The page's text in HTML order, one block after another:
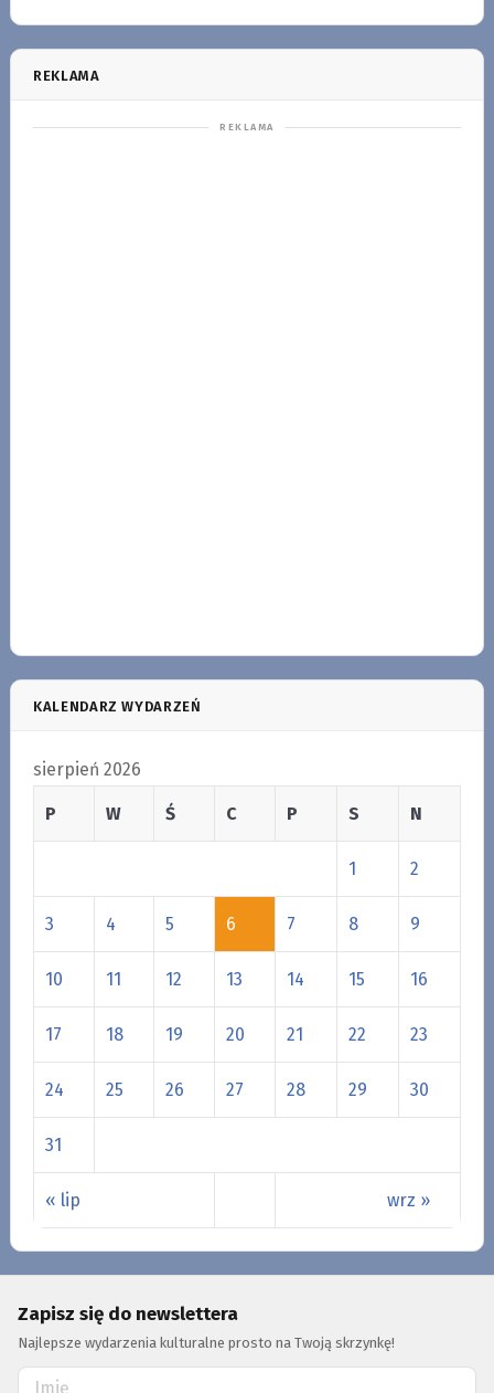
REKLAMA
KALENDARZ WYDARZEŃ
sierpień 2026
P W Ś C P S N
« lip wrz »
1 2
3 4 5 6 7 8 9
10 11 12 13 14 15 16
17 18 19 20 21 22 23
24 25 26 27 28 29 30
31
Zapisz się do newslettera
Najlepsze wydarzenia kulturalne prosto na Twoją skrzynkę!